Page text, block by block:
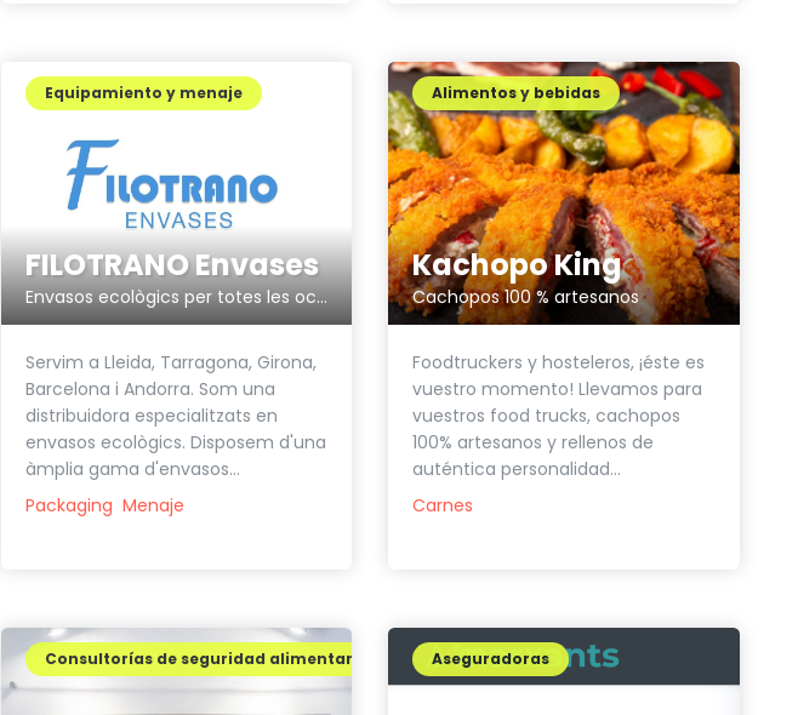
FILOTRANO Envases
Envasos ecològics per totes les ocasions
Equipamiento y menaje
Servim a Lleida, Tarragona, Girona,
Barcelona i Andorra. Som una
distribuidora especialitzats en
envasos ecològics. Disposem d'una
àmplia gama d'envasos...
Packaging Menaje
Kachopo King
Cachopos 100 % artesanos
Alimentos y bebidas
Foodtruckers y hosteleros, ¡éste es
vuestro momento! Llevamos para
vuestros food trucks, cachopos
100% artesanos y rellenos de
auténtica personalidad...
Carnes
Consultorías de seguridad alimentaria Aseguradoras